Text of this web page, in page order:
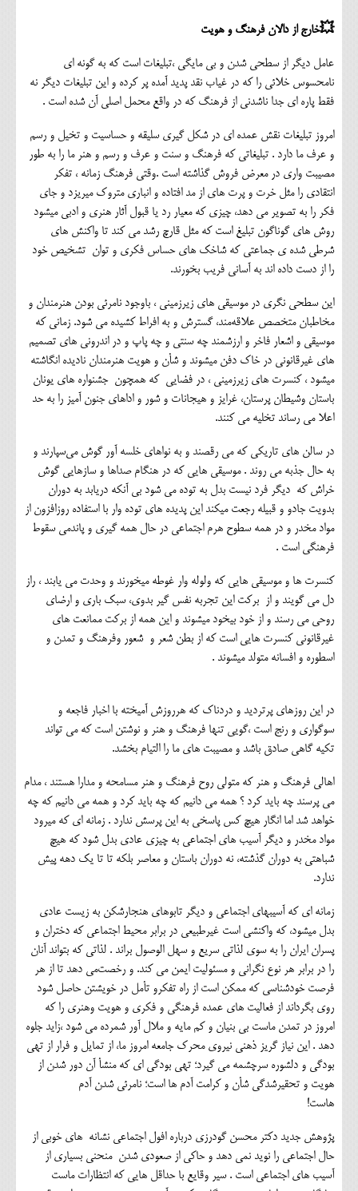
💥خارج از دالان فرهنگ و هویت
عامل دیگر از سطحی شدن و بی مایگی ،تبلیغات است که به گونه ای
نامحسوس خلائی را که در غیاب نقد پدید آمده پر کرده و این تبلیغات دیگر نه
فقط پاره ای جدا ناشدنی از فرهنگ که در واقع محمل اصلی آن شده است .
امروز تبلیغات نقش عمده ای در شکل گیری سلیقه و حساسیت و تخیل و رسم
و عرف ما دارد . تبلیغاتی که فرهنگ و سنت و عرف و رسم و هنر ما را به طور
مصیبت واری در معرض فروش گذاشته است .وقتی فرهنگ زمانه ، تفکر
انتقادی را مثل خرت و پرت های از مد افتاده و انباری متروک میریزد و جای
فکر را به تصویر می دهد، چیزی که معیار رد یا قبول آثار هنری و ادبی میشود
روش های گوناگون تبلیغ است که مثل قارچ رشد می کند تا واکنش های
شرطی شده ی جماعتی که شاخک های حساس فکری و توان تشخیص خود
را از دست داده اند به آسانی فریب بخورند.
این سطحی نگری در موسیقی های زیرزمینی ، باوجود نامرئی بودن هنرمندان و
مخاطبان متخصص علاقه‌مند، گسترش و به افراط کشیده می شود. زمانی که
موسیقی و اشعار فاخر و ارزشمند چه سنتی و چه پاپ و در اندرونی های تصمیم
های غیرقانونی در خاک دفن میشوند و شأن و هویت هنرمندان نادیده انگاشته
میشود ، کنسرت های زیرزمینی ، در فضایی که همچون جشنواره های یونان
باستان وشیطان پرستان، غرایز و هیجانات و شور و اداهای جنون آمیز را به حد
اعلا می رساند تخلیه می کنند.
در سالن های تاریکی که می رقصند و به نواهای خلسه آور گوش می‌سپارند و
به حال جذبه می روند . موسیقی هایی که در هنگام صداها و سازهایی گوش
خراش که دیگر فرد نیست بدل به توده می شود بی آنکه دریابد به دوران
بدویت جادو و قبیله رجعت میکند این پدیده های توده وار با استفاده روزافزون از
مواد مخدر و در همه سطوح هرم اجتماعی در حال همه گیری و پاندمی سقوط
فرهنگی است .
کنسرت ها و موسیقی هایی که ولوله وار غوطه میخورند و وحدت می یابند ، راز
دل می گویند و از برکت این تجربه نفس گیر بدوی، سبک باری و ارضای
روحی می رسند و از خود بیخود میشوند و این همه از برکت ممانعت های
غیرقانونی کنسرت هایی است که از بطن شعر و شعور وفرهنگ و تمدن و
اسطوره و افسانه متولد میشوند .
در این روزهای پرتردید و دردناک که هرروزش آمیخته با اخبار فاجعه و
سوگواری و رنج است ،گویی تنها فرهنگ و هنر و نوشتن است که می تواند
تکیه گاهی صادق باشد و مصیبت های ما را التیام بخشد.
اهالی فرهنگ و هنر که متولی روح فرهنگ و هنر مسامحه و مدارا هستند ، مدام
می پرسند چه باید کرد ؟ همه می دانیم که چه باید کرد و همه می دانیم که چه
خواهد شد اما انگار هیچ کس پاسخی به این پرسش ندارد . زمانه ای که میرود
مواد مخدر و دیگر آسیب های اجتماعی به چیزی عادی بدل شود که هیچ
شباهتی به دوران گذشته، نه دوران باستان و معاصر بلکه تا تا یک دهه پیش
ندارد.
زمانه ای که آسیبهای اجتماعی و دیگر تابوهای هنجارشکن به زیست عادی
بدل میشود، که واکنشی است غیرطبیعی در برابر محیط اجتماعی که دختران و
پسران ایران را به سوی لذاتی سریع و سهل الوصول براند . لذاتی که بتواند آنان
را در برابر هر نوع نگرانی و مسئولیت ایمن می کند. و رخصت‌می دهد تا از هر
فرصت خودشناسی که ممکن است از راه تفکرو تأمل در خویشتن حاصل شود
روی بگرداند از فعالیت های عمده فرهنگی و فکری و هویت وهنری را که
امروز در تمدن ماست بی بنیان و کم مایه و ملال آور شمرده می شود ،زاید جلوه
دهد . این نیاز گریز ذهنی نیروی محرک جامعه امروز ما، از تمایل و فرار از تهی
بودگی و دلشوره سرچشمه می گیرد؛ تهی بودگی ای که منشأ آن دور شدن از
هویت و تحقیرشدگی شأن و کرامت آدم ها است؛ نامرئی شدن آدم
هاست!
پژوهش جدید دکتر محسن گودرزی درباره افول اجتماعی نشانه های خوبی از
حال اجتماعی را نوید نمی دهد و حاکی از صعودی شدن منحنی بسیاری از
آسیب های اجتماعی است . سیر وقایع با حداقل هایی که انتظارات ماست